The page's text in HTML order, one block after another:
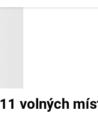
11 volných